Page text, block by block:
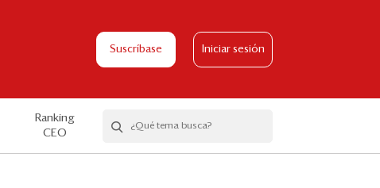
Suscríbase Iniciar sesión
Ranking
CEO